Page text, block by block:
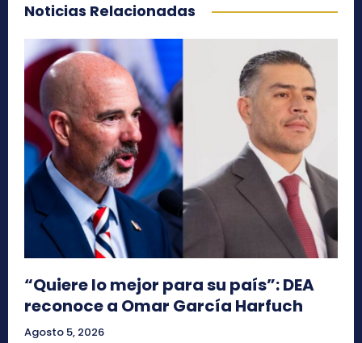
Noticias Relacionadas
“Quiere lo mejor para su país”: DEA
reconoce a Omar García Harfuch
Agosto 5, 2026